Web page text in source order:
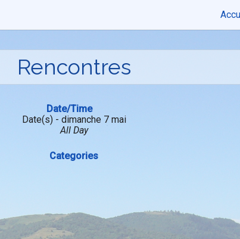
Rencontres
Date/Time
Date(s) - dimanche 7 mai
All Day
Categories